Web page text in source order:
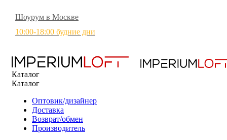
Шоурум в Москве
10:00-18:00 будние дни
Каталог
Каталог
Оптовик/дизайнер
Доставка
Возврат/обмен
Производитель